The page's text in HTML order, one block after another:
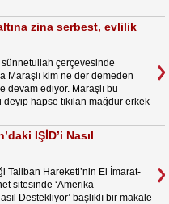
zina serbest, evlilik
çerçevesinde
Maraşlı kim ne der demeden
devam ediyor. Maraşlı bu
hapse tıkılan mağdur erkek
IŞİD’i Nasıl
Taliban Hareketi’nin El İmarat-
sitesinde ‘Amerika
Destekliyor’ başlıklı bir makale